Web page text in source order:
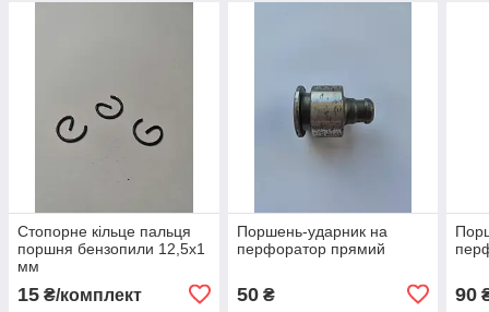
Стопорне кільце пальця
поршня бензопили 12,5х1
мм
15 ₴/комплект
Поршень-ударник на
перфоратор прямий
50₴ 90